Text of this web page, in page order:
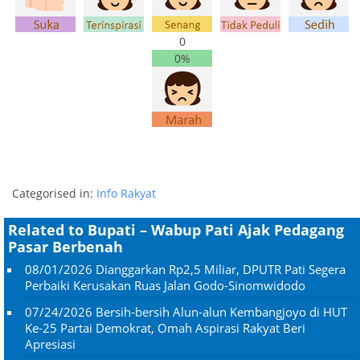
0
0%
Categorised in: Info Rakyat
Related to Bupati – Wabup Pati Ajak Pedagang
Pasar Berbenah
08/01/2026 Dianggarkan Rp2,5 Miliar, DPUTR Pati Segera
Perbaiki Kerusakan Ruas Jalan Godo-Sinomwidodo
07/24/2026 Bersih-bersih Alun-alun Kembangjoyo di HUT
Ke-25 Partai Demokrat, Omah Aspirasi Rakyat Beri
Apresiasi